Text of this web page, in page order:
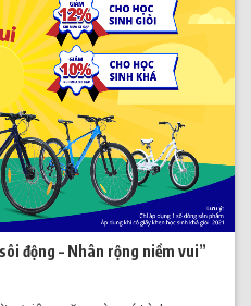
động – Nhân rộng niềm vui”